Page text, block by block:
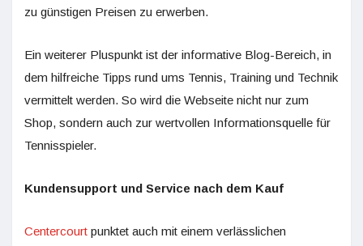
zu günstigen Preisen zu erwerben.
Ein weiterer Pluspunkt ist der informative Blog-Bereich, in
dem hilfreiche Tipps rund ums Tennis, Training und Technik
vermittelt werden. So wird die Webseite nicht nur zum
Shop, sondern auch zur wertvollen Informationsquelle für
Tennisspieler.
Kundensupport und Service nach dem Kauf
Centercourt punktet auch mit einem verlässlichen